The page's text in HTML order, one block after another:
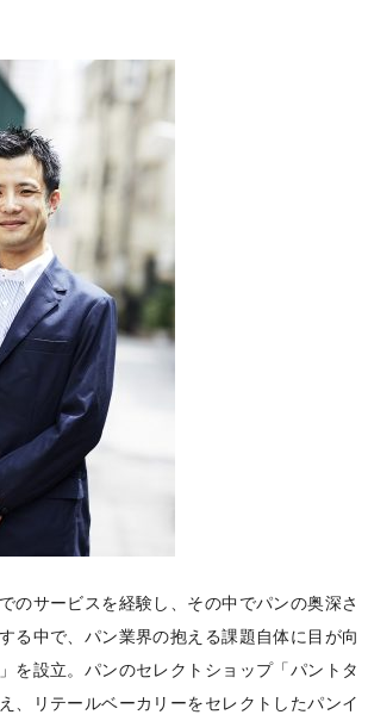
のサービスを経験し、その中でパンの奥深さ
る中で、パン業界の抱える課題自体に目が向
を設立。パンのセレクトショップ「パントタ
、リテールベーカリーをセレクトしたパンイ